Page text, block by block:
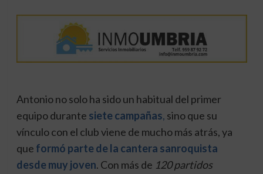
Antonio no solo ha sido un habitual del primer
equipo durante siete campañas, sino que su
vínculo con el club viene de mucho más atrás, ya
que formó parte de la cantera sanroquista
desde muy joven. Con más de 120 partidos